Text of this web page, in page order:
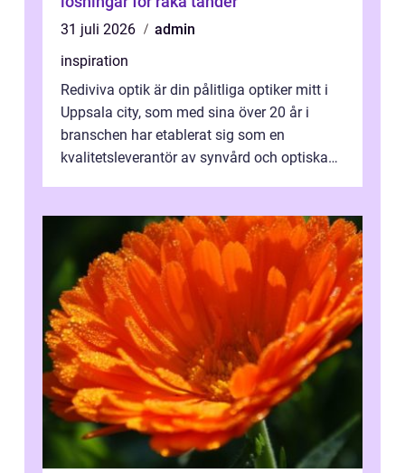
31 juli 2026
admin
inspiration
Rediviva optik är din pålitliga optiker mitt i
Uppsala city, som med sina över 20 år i
branschen har etablerat sig som en
kvalitetsleverantör av synvård och optiska